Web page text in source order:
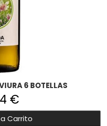
6 BOTELLAS
€
Carrito